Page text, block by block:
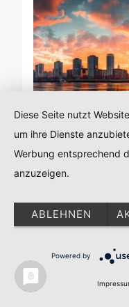
RATGEBER
Düsseldorfs
Nachtlokale
13. APRIL 2024
Diese Seite nutzt
um ihre Dienste
Werbung entsprechend
anzuzeigen.
ABLEHNEN
Powered by